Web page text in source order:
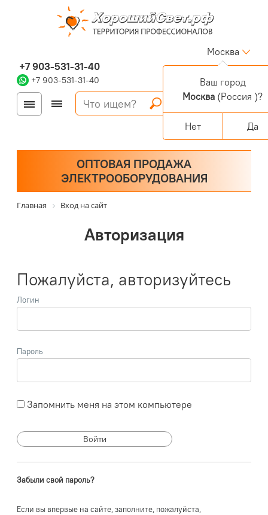
+7 903-531-31-40
+7 903-531-31-40
Москва
Войти
Регистрация
Корзина
0 позиций
Персональный раздел
ОПТОВАЯ ПРОДАЖА
ЭЛЕКТРООБОРУДОВАНИЯ
Главная Вход на сайт
Авторизация
Пожалуйста, авторизуйтесь
Логин
Пароль
Запомнить меня на этом компьютере
Забыли свой пароль?
Если вы впервые на сайте, заполните, пожалуйста,
Ваш город
Москва (Россия )?
Нет Да